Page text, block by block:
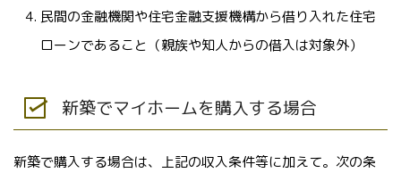
民間の金融機関や住宅金融支援機構から借り入れた住宅
ローンであること（親族や知人からの借入は対象外）
新築でマイホームを購入する場合
新築で購入する場合は、上記の収入条件等に加えて。次の条